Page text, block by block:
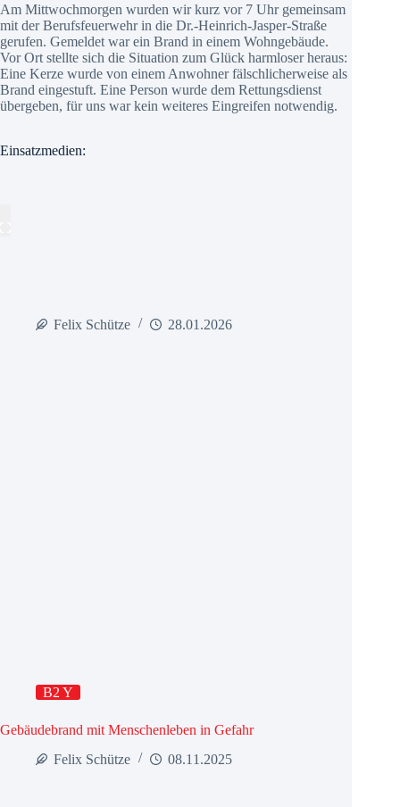
Am Mittwochmorgen wurden wir kurz vor 7 Uhr gemeinsam
mit der Berufsfeuerwehr in die Dr.-Heinrich-Jasper-Straße
gerufen. Gemeldet war ein Brand in einem Wohngebäude.
Vor Ort stellte sich die Situation zum Glück harmloser heraus:
Eine Kerze wurde von einem Anwohner fälschlicherweise als
Brand eingestuft. Eine Person wurde dem Rettungsdienst
übergeben, für uns war kein weiteres Eingreifen notwendig.
Einsatzmedien:
Felix Schütze 28.01.2026
B2 Y
Gebäudebrand mit Menschenleben in Gefahr
Felix Schütze
08.11.2025